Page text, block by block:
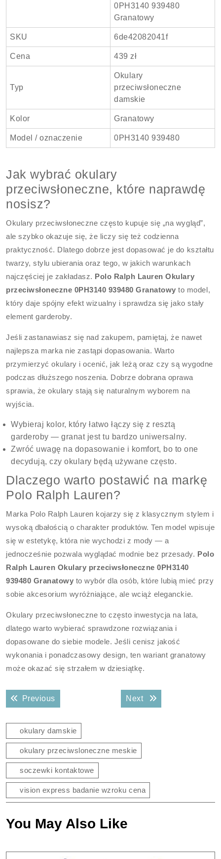
0PH3140 939480
Granatowy
SKU 6de42082041f
Cena 439 zł
Typ
Okulary
przeciwsłoneczne
damskie
Kolor Granatowy
Model / oznaczenie 0PH3140 939480
Jak wybrać okulary
przeciwsłoneczne, które naprawdę
nosisz?
Okulary przeciwsłoneczne często kupuje się „na wygląd”,
ale szybko okazuje się, że liczy się też codzienna
praktyczność. Dlatego dobrze jest dopasować je do kształtu
twarzy, stylu ubierania oraz tego, w jakich warunkach
najczęściej je zakładasz. Polo Ralph Lauren Okulary
przeciwsłoneczne 0PH3140 939480 Granatowy to model,
który daje spójny efekt wizualny i sprawdza się jako stały
element garderoby.
Jeśli zastanawiasz się nad zakupem, pamiętaj, że nawet
najlepsza marka nie zastąpi dopasowania. Warto
przymierzyć okulary i ocenić, jak leżą oraz czy są wygodne
podczas dłuższego noszenia. Dobrze dobrana oprawa
sprawia, że okulary stają się naturalnym wyborem na
wyjścia.
Wybieraj kolor, który łatwo łączy się z resztą
garderoby — granat jest tu bardzo uniwersalny.
Zwróć uwagę na dopasowanie i komfort, bo to one
decydują, czy okulary będą używane często.
Dlaczego warto postawić na markę
Polo Ralph Lauren?
Marka Polo Ralph Lauren kojarzy się z klasycznym stylem i
wysoką dbałością o charakter produktów. Ten model wpisuje
się w estetykę, która nie wychodzi z mody — a
jednocześnie pozwala wyglądać modnie bez przesady. Polo
Ralph Lauren Okulary przeciwsłoneczne 0PH3140
939480 Granatowy to wybór dla osób, które lubią mieć przy
sobie akcesorium wyróżniające, ale wciąż eleganckie.
Okulary przeciwsłoneczne to często inwestycja na lata,
dlatego warto wybierać sprawdzone rozwiązania i
dopasowane do siebie modele. Jeśli cenisz jakość
wykonania i ponadczasowy design, ten wariant granatowy
może okazać się strzałem w dziesiątkę.
Nawigacja
wpisuPreviousPrevious post: Next Next post:
okulary damskie
okulary przeciwsloneczne meskie
soczewki kontaktowe
vision express badanie wzroku cena
You May Also Like